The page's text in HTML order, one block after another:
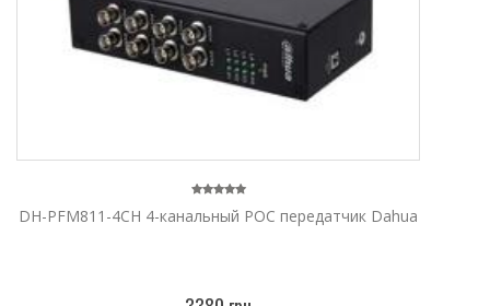
DH-PFM811-4CH 4-канальный POC передатчик Dahua